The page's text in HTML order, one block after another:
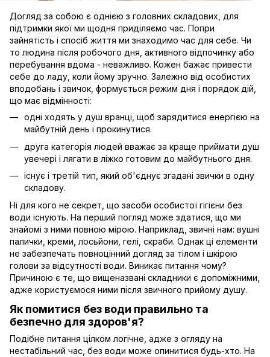
Догляд за собою є однією з головних складових, для
підтримки якої ми щодня приділяємо час. Попри
зайнятість і спосіб життя ми знаходимо час для себе. Чи
то людина після робочого дня, активного відпочинку або
перебування вдома - неважливо. Кожен бажає привести
себе до ладу, коли йому зручно. Залежно від особистих
вподобань і звичок, формується режим дня і порядок дій,
що має відмінності:
одні ходять у душ вранці, щоб зарядитися енергією на
майбутній день і прокинутися.
друга категорія людей вважає за краще приймати душ
увечері і лягати в ліжко готовим до майбутнього дня.
існує і третій тип, який об'єднує згадані звички в одну
складову.
Ні для кого не секрет, що засоби особистої гігієни без
води існують. На перший погляд може здатися, що ми
знайомі з ними повною мірою. Наприклад, звичні нам: вушні
палички, креми, лосьйони, гелі, скраби. Однак ці елементи
не забезпечать повноцінний догляд за тілом і шкірою
голови за відсутності води. Виникає питання чому?
Причиною є те, що вищеназвані складники є допоміжними,
адже користуємося ними після звичного прийому душу.
Як помитися без води правильно та
безпечно для здоров'я?
Подібне питання цілком логічне, адже з огляду на
нестабільний час, без води може опинитися будь-хто. На